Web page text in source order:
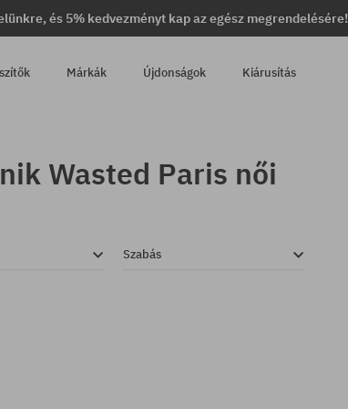
és 5% kedvezményt kap az egész megrendelésére!
Márkák Újdonságok Kiárusítás
Wasted Paris női
Szabás